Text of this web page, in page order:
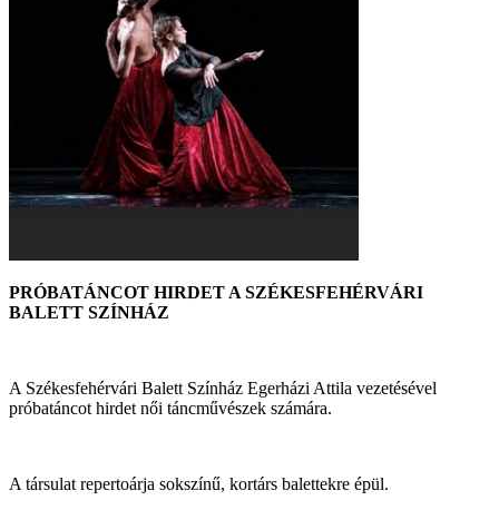
PRÓBATÁNCOT HIRDET A SZÉKESFEHÉRVÁRI
BALETT SZÍNHÁZ
A Székesfehérvári Balett Színház Egerházi Attila vezetésével
próbatáncot hirdet női táncművészek számára.
A társulat repertoárja sokszínű, kortárs balettekre épül.